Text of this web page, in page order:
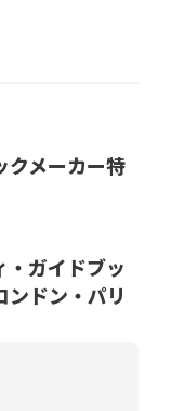
クメーカー特
・ガイドブッ
ンドン・パリ